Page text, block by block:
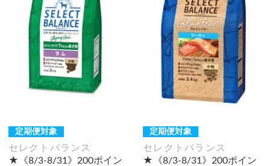
定期便対象
セレクトバランス
★《8/3-8/31》200ポイン
定期便対象
セレクトバランス
★《8/3-8/31》200ポイン